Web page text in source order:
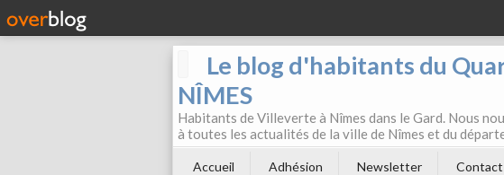
Le blog d'habitants du
NÎMES
Habitants de Villeverte à Nîmes dans le Gard. Nous
à toutes les actualités de la ville de Nîmes et du
Accueil Adhésion Newsletter Contact